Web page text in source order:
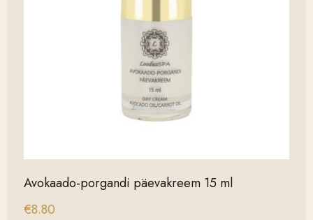
Avokaado-porgandi päevakreem 15 ml
€8.80